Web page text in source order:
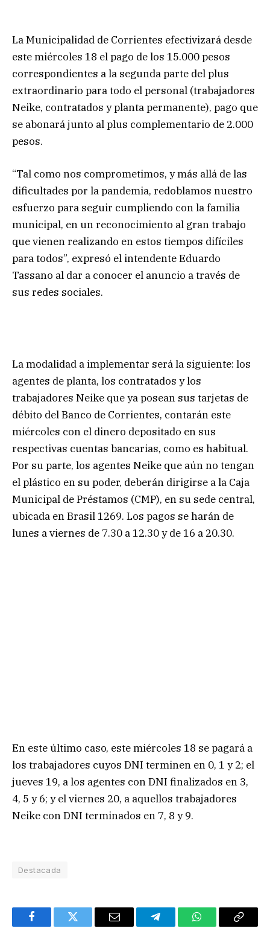
La Municipalidad de Corrientes efectivizará desde
este miércoles 18 el pago de los 15.000 pesos
correspondientes a la segunda parte del plus
extraordinario para todo el personal (trabajadores
Neike, contratados y planta permanente), pago que
se abonará junto al plus complementario de 2.000
pesos.
“Tal como nos comprometimos, y más allá de las
dificultades por la pandemia, redoblamos nuestro
esfuerzo para seguir cumpliendo con la familia
municipal, en un reconocimiento al gran trabajo
que vienen realizando en estos tiempos difíciles
para todos”, expresó el intendente Eduardo
Tassano al dar a conocer el anuncio a través de
sus redes sociales.
La modalidad a implementar será la siguiente: los
agentes de planta, los contratados y los
trabajadores Neike que ya posean sus tarjetas de
débito del Banco de Corrientes, contarán este
miércoles con el dinero depositado en sus
respectivas cuentas bancarias, como es habitual.
Por su parte, los agentes Neike que aún no tengan
el plástico en su poder, deberán dirigirse a la Caja
Municipal de Préstamos (CMP), en su sede central,
ubicada en Brasil 1269. Los pagos se harán de
lunes a viernes de 7.30 a 12.30 y de 16 a 20.30.
En este último caso, este miércoles 18 se pagará a
los trabajadores cuyos DNI terminen en 0, 1 y 2; el
jueves 19, a los agentes con DNI finalizados en 3,
4, 5 y 6; y el viernes 20, a aquellos trabajadores
Neike con DNI terminados en 7, 8 y 9.
Destacada
FacebookTwitter Email TelegramWhatsAppCopy